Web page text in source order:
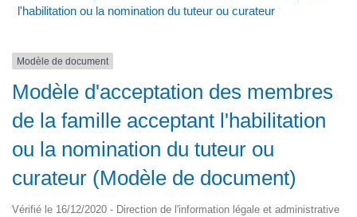
l'habilitation ou la nomination du tuteur ou curateur
Modèle de document
Modèle d'acceptation des membres
de la famille acceptant l'habilitation
ou la nomination du tuteur ou
curateur (Modèle de document)
Vérifié le 16/12/2020 - Direction de l'information légale et administrative